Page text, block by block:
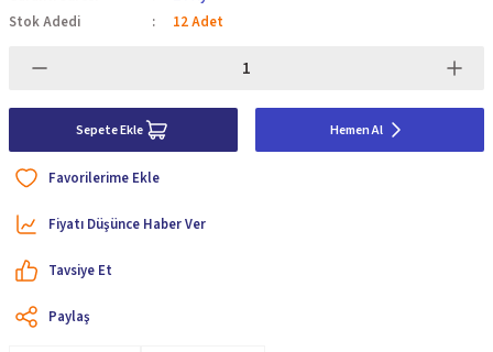
Stok Adedi
12 Adet
Sepete Ekle Hemen Al
Fiyatı Düşünce Haber Ver
Tavsiye Et
Paylaş